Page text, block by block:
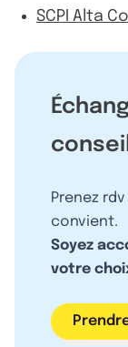
SCPI Alta
Prenez
convient.
Soyez
votre